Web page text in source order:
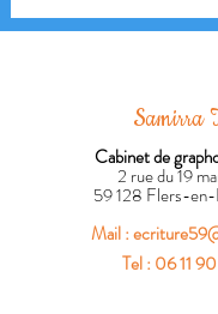
Samirra
Cabinet de
2 rue du 19
59 128 Flers-
Mail :
Tel : 06 11